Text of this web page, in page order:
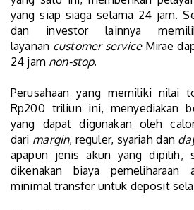
yang siap siaga selama 24 jam.
dan investor lainnya
layanan customer service Mirae
24 jam non-stop.
Perusahaan yang memiliki nilai
Rp200 triliun ini, menyediakan
yang dapat digunakan oleh
dari margin, reguler, syariah dan
apapun jenis akun yang dipilih,
dikenakan biaya pemeliharaan
minimal transfer untuk deposit